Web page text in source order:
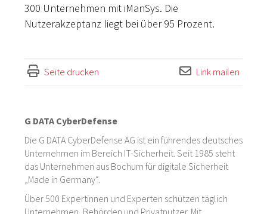
300 Unternehmen mit iManSys. Die
Nutzerakzeptanz liegt bei über 95 Prozent.
Seite drucken Link mailen
G DATA CyberDefense
Die G DATA CyberDefense AG ist ein führendes deutsches
Unternehmen im Bereich IT-Sicherheit. Seit 1985 steht
das Unternehmen aus Bochum für digitale Sicherheit
„Made in Germany“.
Über 500 Expertinnen und Experten schützen täglich
Unternehmen, Behörden und Privatnutzer. Mit